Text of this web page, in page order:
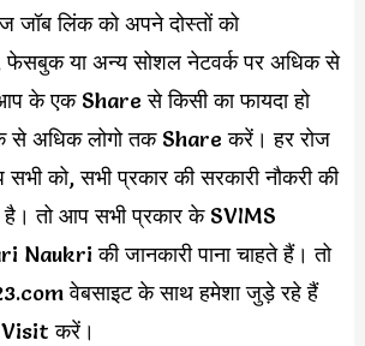
लिंक को अपने दोस्तों को
या अन्य सोशल नेटवर्क पर अधिक से
के एक Share से किसी का फायदा हो
से अधिक लोगो तक Share करें। हर रोज
को, सभी प्रकार की सरकारी नौकरी की
है। तो आप सभी प्रकार के SVIMS
की जानकारी पाना चाहते हैं। तो
वेबसाइट के साथ हमेशा जुड़े रहे हैं
Visit करें।